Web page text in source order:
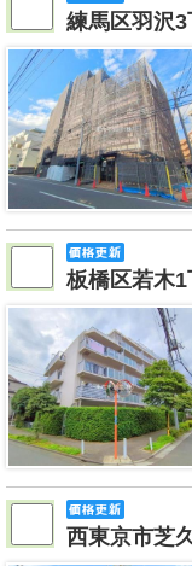
練馬区羽沢3
板橋区若木1
西東京市芝